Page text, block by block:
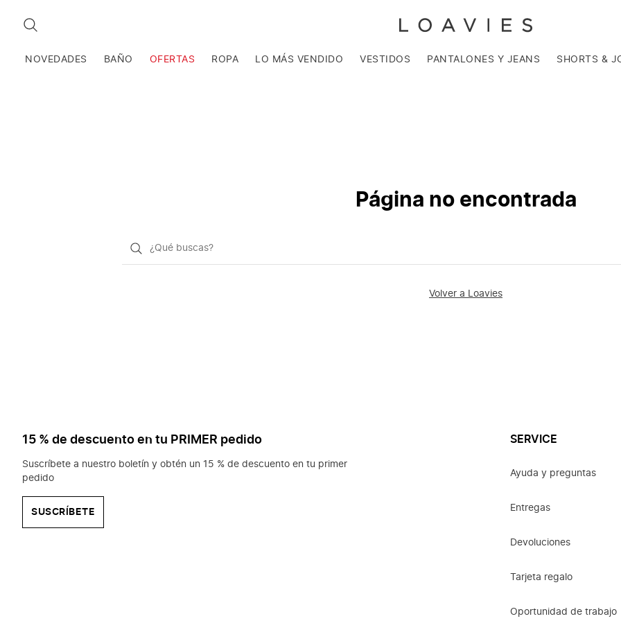
BUSCAR
NOVEDADES BAÑO OFERTAS ROPA LO MÁS VENDIDO VESTIDOS PANTALONES Y JEANS SHORTS &
Página no encontrada
¿Qué
Volver a Loavies
15 % de descuento en tu PRIMER pedido
Suscríbete a nuestro boletín y obtén un 15 % de descuento en tu primer
pedido
SUSCRÍBETE
SERVICE
Ayuda y preguntas
Entregas
Devoluciones
Tarjeta regalo
Oportunidad de trabajo